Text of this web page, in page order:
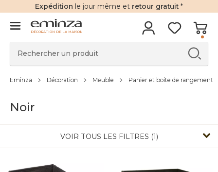
Expédition le jour même et retour gratuit *
DÉCORATION DE LA MAISON
Eminza Décoration Meuble Panier et boite de rangement
Noir
VOIR TOUS LES FILTRES (1)